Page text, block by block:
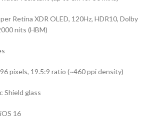
Retina XDR OLED, 120Hz, HDR10, Dolby
nits (HBM)
pixels, 19.5:9 ratio (~460 ppi density)
Shield glass
iOS 16